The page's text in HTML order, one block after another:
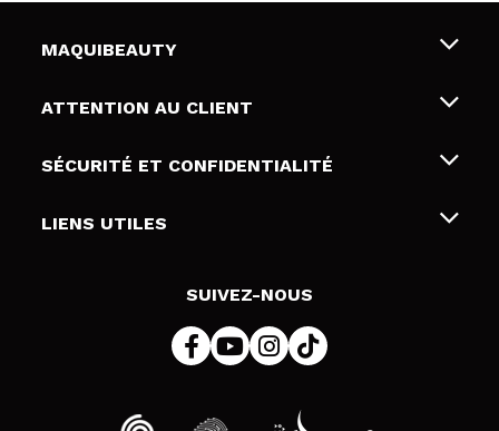
MAQUIBEAUTY
Qui sommes nous
Cartes-cadeaux
ATTENTION AU CLIENT
Livraison & retour
Modes de paiement
SÉCURITÉ ET CONFIDENTIALITÉ
Conditions et confidentialité
LIENS UTILES
SUIVEZ-NOUS